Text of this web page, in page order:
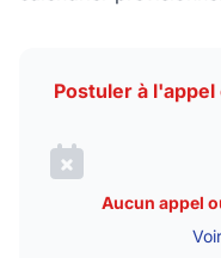
Postuler à
Aucun appel